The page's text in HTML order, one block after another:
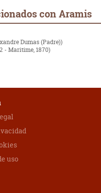
con Aramis
Dumas (Padre)
- Maritime, 1870)
uso